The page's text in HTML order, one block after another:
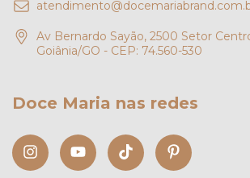
Av Bernardo Sayão, 2500 Setor
Goiânia/GO - CEP: 74.560-530
Doce Maria nas redes